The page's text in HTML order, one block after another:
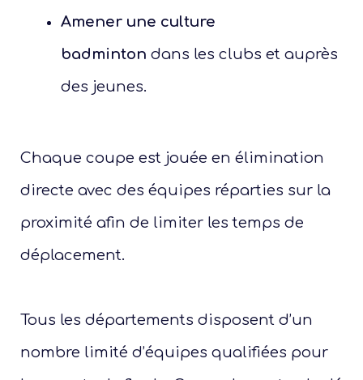
Amener une culture
badminton dans les clubs et auprès
des jeunes.
Chaque coupe est jouée en élimination
directe avec des équipes réparties sur la
proximité afin de limiter les temps de
déplacement.
Tous les départements disposent d’un
nombre limité d’équipes qualifiées pour